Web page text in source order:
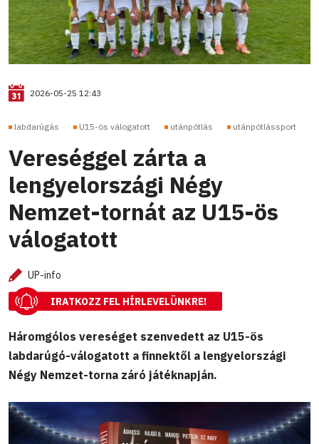
2026-05-25 12:43
labdarúgás U15-ös válogatott utánpótlás utánpótlássport
Vereséggel zárta a
lengyelországi Négy
Nemzet-tornát az U15-ös
válogatott
UP-info
IRATKOZZ FEL HÍRLEVELÜNKRE!
Háromgólos vereséget szenvedett az U15-ös
labdarúgó-válogatott a finnektől a lengyelországi
Négy Nemzet-torna záró játéknapján.